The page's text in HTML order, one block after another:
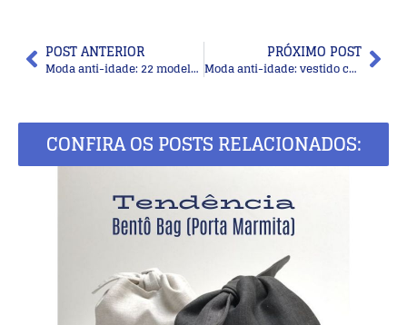
POST ANTERIOR
Moda anti-idade: 22 modelos de vestido longo para festas
PRÓXIMO POST
Moda anti-idade: vestido curto para mãe da noiva ou noivo
CONFIRA OS POSTS RELACIONADOS: